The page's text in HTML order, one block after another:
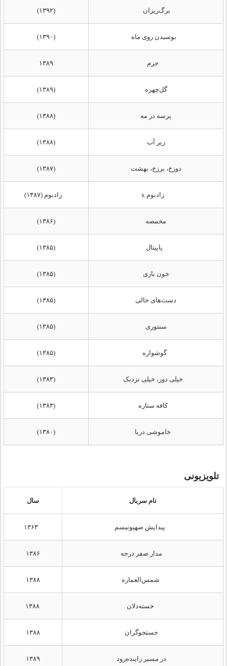
برگ‌ریزان (۱۳۹۲)
بوسیدن روی ماه (۱۳۹۰)
جرم ۱۳۸۹
گل‌چهره (۱۳۸۹)
پرسه در مه (۱۳۸۸)
زیر آب (۱۳۸۸)
دوزخ، برزخ، بهشت (۱۳۸۷)
زادبوم x زادبوم (۱۳۸۷)
مخمصه (۱۳۸۶)
پاپیتال (۱۳۸۵)
خون بازی (۱۳۸۵)
دست‌های خالی (۱۳۸۵)
سنتوری (۱۳۸۵)
گوشواره (۱۳۸۵)
خیلی دور، خیلی نزدیک (۱۳۸۳)
کافه ستاره (۱۳۸۳)
خاموشی دریا (۱۳۸۰)
تلویزیونی
نام سربال سال
پیدایش صهیونیسم ۱۳۶۳
مدار صفر درجه ۱۳۸۶
شمس‌العماره ۱۳۸۸
خسته‌دلان
جستجوگران ۱۳۸۸
در مسیر زاینده‌رود ۱۳۸۹